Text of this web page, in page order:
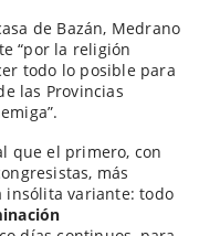
de Bazán, Medrano
“por la religión
todo lo posible para
las Provincias
que el primero, con
más
insólita variante: todo